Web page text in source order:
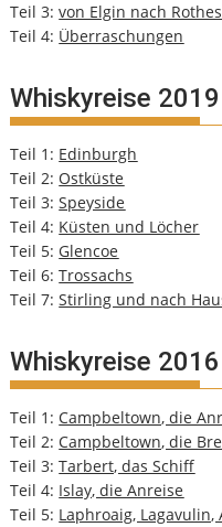
Teil 3:von Elgin nach Rothes
Teil 4: Überraschungen
Whiskyreise 2019
Teil 1: Edinburgh
Teil 2: Ostküste
Teil 3:Speyside
Teil 4: Küsten und Löcher
Teil 5: Glencoe
Teil 6:Trossachs
Teil 7:Stirling und nach
Whiskyreise 2016
Teil 1: Campbeltown, die
Teil 2: Campbeltown, die
Teil 3:Tarbert, das Schiff
Teil 4: Islay, die Anreise
Teil 5: Laphroaig, Lagavulin,